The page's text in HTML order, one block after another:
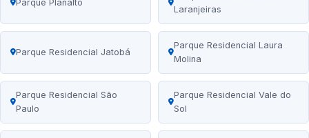
Parque Planalto
Laranjeiras
Parque Residencial Jatobá
Parque Residencial Laura
Molina
Parque Residencial São
Paulo
Parque Residencial Vale do
Sol